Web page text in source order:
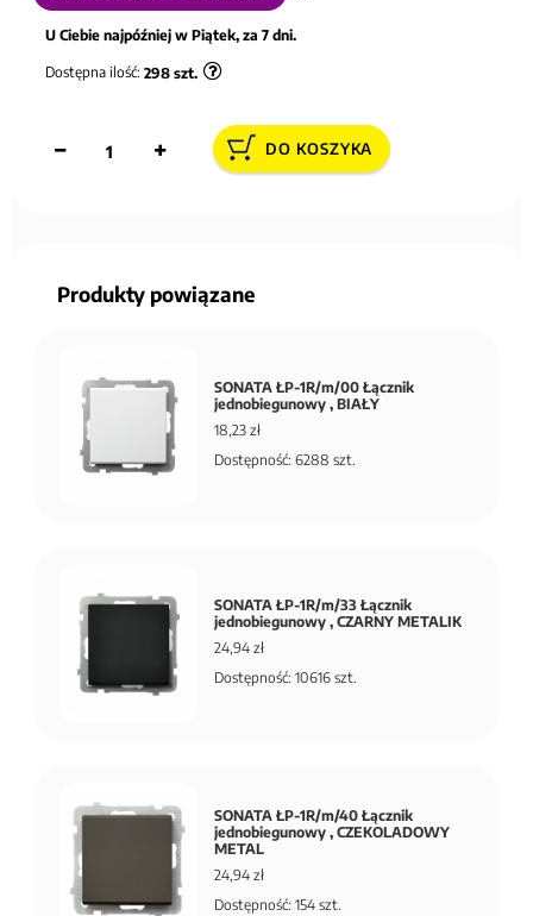
U Ciebie najpóźniej w Piątek, za 7 dni.
Dostępna ilość: 298 szt.
DO KOSZYKA
Produkty powiązane
SONATA ŁP-1R/m/00 Łącznik
jednobiegunowy , BIAŁY
18,23 zł
Dostępność: 6288 szt.
SONATA ŁP-1R/m/33 Łącznik
jednobiegunowy , CZARNY METALIK
24,94 zł
Dostępność: 10616 szt.
SONATA ŁP-1R/m/40 Łącznik
jednobiegunowy , CZEKOLADOWY
METAL
24,94 zł
Dostępność: 154 szt.